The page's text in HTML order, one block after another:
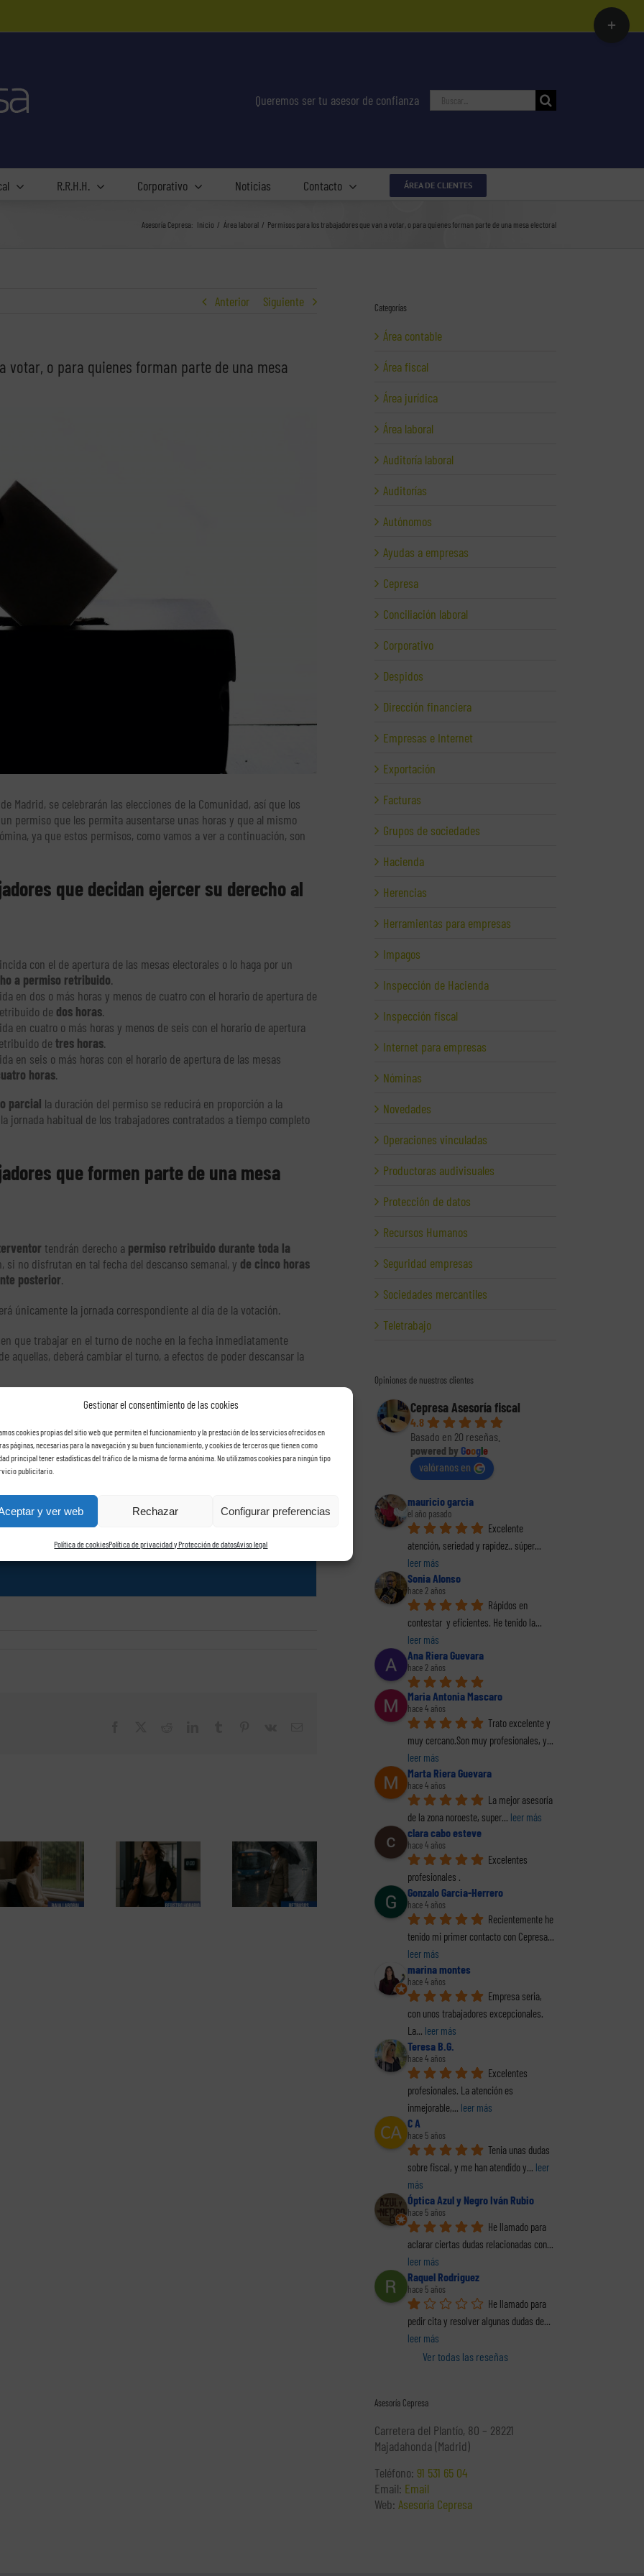
Gestionar el consentimiento de las cookies
cookies propias del sitio web que permiten el funcionamiento y la prestación de los servicios ofrecidos en
páginas, necesarias para la navegación y su buen funcionamiento, y cookies de terceros que tienen como
principal tener estadísticas del tráfico de la misma de forma anónima. No utilizamos cookies para ningún tipo
publicitario.
y ver web Rechazar Configurar preferencias
Política de cookiesPolítica de privacidad y Protección de datosAviso legal
Queremos ser tu asesor de confianza Buscar:
R.R.H.H. Corporativo Noticias Contacto ÁREA DE CLIENTES
Asesoría Cepresa: Inicio Área laboral Permisos para los trabajadores que van a votar, o para quienes forman parte de una mesa electoral
Anterior Siguiente
votar, o para quienes forman parte de una mesa
Madrid, se celebrarán las elecciones de la Comunidad, así que los
permiso que les permita ausentarse unas horas y que al mismo
ya que estos permisos, como vamos a ver a continuación, son
que decidan ejercer su derecho al
con el de apertura de las mesas electorales o lo haga por un
a permiso retribuido.
en dos o más horas y menos de cuatro con el horario de apertura de
de dos horas.
en cuatro o más horas y menos de seis con el horario de apertura
de tres horas.
en seis o más horas con el horario de apertura de las mesas
horas.
parcial la duración del permiso se reducirá en proporción a la
jornada habitual de los trabajadores contratados a tiempo completo
que formen parte de una mesa
tendrán derecho a permiso retribuido durante toda la
si no disfrutan en tal fecha del descanso semanal, y de cinco horas
posterior.
únicamente la jornada correspondiente al día de la votación.
que trabajar en el turno de noche en la fecha inmediatamente
aquellas, deberá cambiar el turno, a efectos de poder descansar la
que ofrece un servicio integral y avanzado a empresas de todo el territorio
nóminas ,auditorías fiscales inspecciones de trabajo grupos de sociedades
en España y la
transición hacia el
Días de lluvia
e incidentes.
Cuando el mal
tiempo interfiere
Una empresa
sus riesgos es una
empresa que no
Personalización de
los estatutos
sociales
de una sociedad
limitada.
La importancia
para las empresas.
Categorías
Área contable
Área fiscal
Área jurídica
Área laboral
Auditoría laboral
Auditorías
Autónomos
Ayudas a empresas
Cepresa
Conciliación laboral
Corporativo
Despidos
Dirección financiera
Empresas e Internet
Exportación
Facturas
Grupos de sociedades
Hacienda
Herencias
Herramientas para empresas
Impagos
Inspección de Hacienda
Inspección fiscal
Internet para empresas
Nóminas
Novedades
Operaciones vinculadas
Productoras audivisuales
Protección de datos
Recursos Humanos
Seguridad empresas
Sociedades mercantiles
Teletrabajo
Opiniones de nuestros clientes
Cepresa Asesoría fiscal
4.8
Basado en 20 reseñas.
powered by Google
valóranos en
mauricio garcia
el año pasado
Excelente
atención, seriedad y rapidez.. súper
leer más
Sonia Alonso
hace 2 años
Rápidos en
contestar  y eficientes. He tenido la
leer más
Ana Riera Guevara
hace 2 años
Maria Antonia Mascaro
hace 4 años
Trato excelente y
muy cercano.Son muy profesionales, y
leer más
Marta Riera Guevara
hace 4 años
La mejor asesoría
de la zona noroeste, super... leer más
clara cabo esteve
hace 4 años
Excelentes
profesionales .
Gonzalo Garcia-Herrero
hace 4 años
Recientemente he
tenido mi primer contacto con Cepresa
leer más
marina montes
hace 4 años
Empresa seria,
con unos trabajadores excepcionales.
La... leer más
Teresa B.G.
hace 4 años
Excelentes
profesionales. La atención es
inmejorable,... leer más
C A
hace 5 años
Tenia unas dudas
sobre fiscal, y me han atendido y... leer
más
Óptica Azul y Negro Iván Rubio
hace 5 años
He llamado para
aclarar ciertas dudas relacionadas con
leer más
Raquel Rodriguez
hace 5 años
He llamado para
pedir cita y resolver algunas dudas de
leer más
Ver todas las reseñas
Asesoría Cepresa
Carretera del Plantío, 80 – 28221
Majadahonda (Madrid)
Teléfono: 91 531 65 04
Email: Email
Web: Asesoría Cepresa
Toggle
Sliding